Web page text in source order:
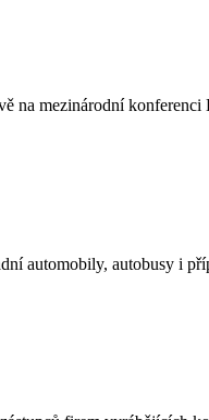
na mezinárodní
automobily, autobusy i